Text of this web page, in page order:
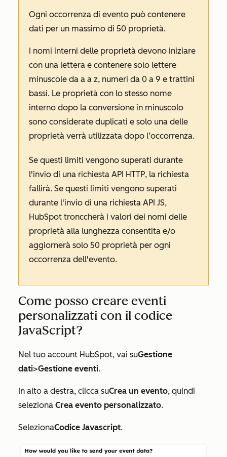
Ogni occorrenza di evento può contenere
dati per un massimo di 50 proprietà.
I nomi interni delle proprietà devono iniziare
con una lettera e contenere solo lettere
minuscole da a a z, numeri da 0 a 9 e trattini
bassi. Le proprietà con lo stesso nome
interno dopo la conversione in minuscolo
sono considerate duplicati e solo una delle
proprietà verrà utilizzata dopo l’occorrenza.
Se questi limiti vengono superati durante
l'invio di una richiesta API HTTP, la richiesta
fallirà. Se questi limiti vengono superati
durante l'invio di una richiesta API JS,
HubSpot tronccherà i valori dei nomi delle
proprietà alla lunghezza consentita e/o
aggiornerà solo 50 proprietà per ogni
occorrenza dell'evento.
Come posso creare eventi
personalizzati con il codice
JavaScript?
Nel tuo account HubSpot, vai suGestione
dati>Gestione eventi.
In alto a destra, clicca suCrea un evento, quindi
seleziona Crea evento personalizzato.
SelezionaCodice Javascript.